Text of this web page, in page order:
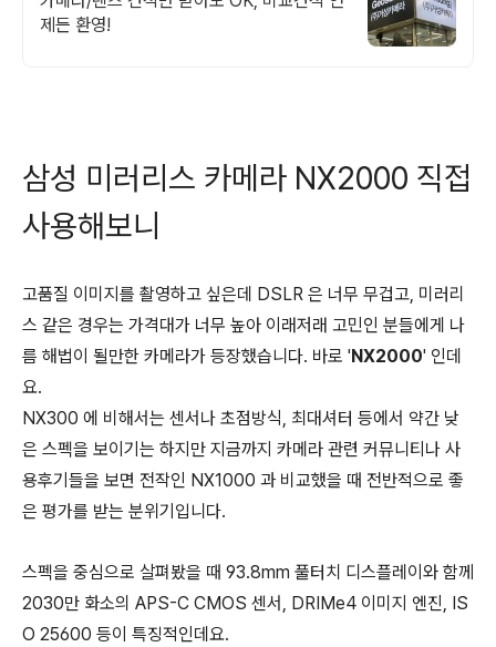
제든 환영!
삼성 미러리스 카메라 NX2000 직접
사용해보니
고품질 이미지를 촬영하고 싶은데 DSLR 은 너무 무겁고, 미러리
스 같은 경우는 가격대가 너무 높아 이래저래 고민인 분들에게 나
름 해법이 될만한 카메라가 등장했습니다. 바로 'NX2000' 인데
요.
NX300 에 비해서는 센서나 초점방식, 최대셔터 등에서 약간 낮
은 스펙을 보이기는 하지만 지금까지 카메라 관련 커뮤니티나 사
용후기들을 보면 전작인 NX1000 과 비교했을 때 전반적으로 좋
은 평가를 받는 분위기입니다.
스펙을 중심으로 살펴봤을 때 93.8mm 풀터치 디스플레이와 함께
2030만 화소의 APS-C CMOS 센서, DRIMe4 이미지 엔진, IS
O 25600 등이 특징적인데요.